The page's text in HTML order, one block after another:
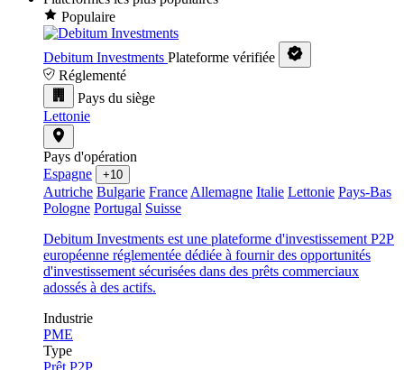
Populaire
Debitum Investments Plateforme vérifiée
Réglementé
Pays du siège
Lettonie
Pays d'opération
Espagne
+10
Autriche Bulgarie France Allemagne Italie Lettonie Pays-Bas
Pologne Portugal Suisse
Debitum Investments est une plateforme d'investissement P2P
européenne réglementée dédiée à fournir des opportunités
d'investissement sécurisées dans des prêts commerciaux
adossés à des actifs.
Industrie
PME
Type
Prêt P2P